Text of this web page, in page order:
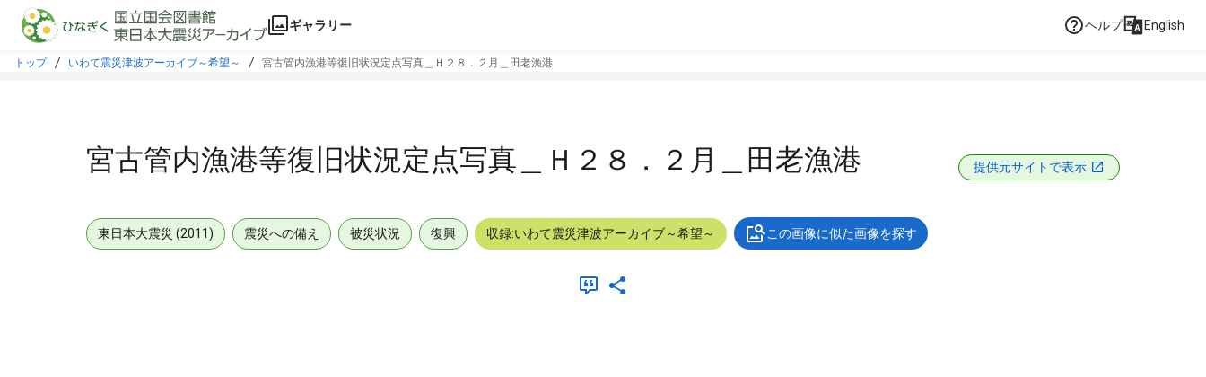
本文に飛ぶ
ギャラリー ヘルプ English
トップ いわて震災津波アーカイブ～希望～ 宮古管内漁港等復旧状況定点写真＿Ｈ２８．２月＿田老漁港
宮古管内漁港等復旧状況定点写真＿Ｈ２８．２月＿田老漁港 提供元サイトで表示
東日本大震災 (2011) 震災への備え 被災状況 復興 収録:いわて震災津波アーカイブ～希望～ この画像に似た画像を探す